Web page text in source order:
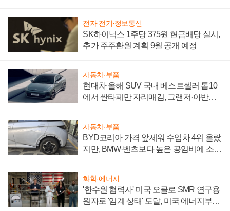
전자·전기·정보통신
SK하이닉스 1주당 375원 현금배당 실시,
추가 주주환원 계획 9월 공개 예정
자동차·부품
현대차 올해 SUV 국내 베스트셀러 톱10
에서 싼타페만 자리매김, 그랜저·아반떼
자동차·부품
BYD코리아 가격 앞세워 수입차 4위 올랐
지만, BMW·벤츠보다 높은 공임비에 소비
화학·에너지
'한수원 협력사' 미국 오클로 SMR 연구용
원자로 '임계 상태' 도달, 미국 에너지부